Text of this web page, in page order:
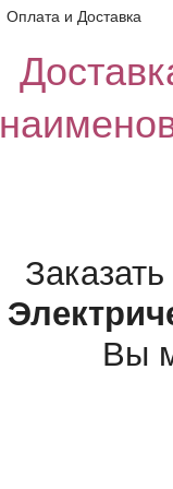
Оплата и Доставка
Вы